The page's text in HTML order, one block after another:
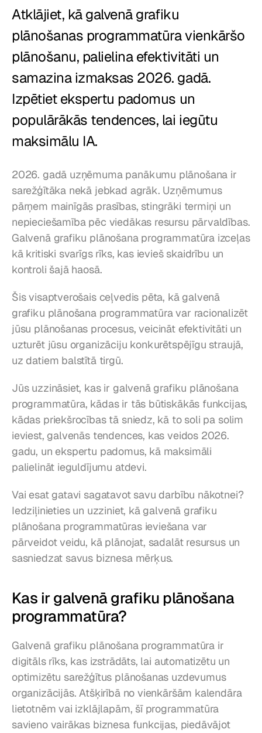
Ēdināšana
Cenas
Atklājiet, kā galvenā grafiku
plānošanas programmatūra vienkāršo
plānošanu, palielina efektivitāti un
samazina izmaksas 2026. gadā.
Izpētiet ekspertu padomus un
populārākās tendences, lai iegūtu
maksimālu IA.
2026. gadā uzņēmuma panākumu plānošana ir
sarežģītāka nekā jebkad agrāk. Uzņēmumus
pārņem mainīgās prasības, stingrāki termiņi un
nepieciešamība pēc viedākas resursu pārvaldības.
Galvenā grafiku plānošana programmatūra izceļas
kā kritiski svarīgs rīks, kas ievieš skaidrību un
kontroli šajā haosā.
Šis visaptverošais ceļvedis pēta, kā galvenā
grafiku plānošana programmatūra var racionalizēt
jūsu plānošanas procesus, veicināt efektivitāti un
uzturēt jūsu organizāciju konkurētspējīgu straujā,
uz datiem balstītā tirgū.
Jūs uzzināsiet, kas ir galvenā grafiku plānošana
programmatūra, kādas ir tās būtiskākās funkcijas,
kādas priekšrocības tā sniedz, kā to soli pa solim
ieviest, galvenās tendences, kas veidos 2026.
gadu, un ekspertu padomus, kā maksimāli
palielināt ieguldījumu atdevi.
Vai esat gatavi sagatavot savu darbību nākotnei?
Iedziļinieties un uzziniet, kā galvenā grafiku
plānošana programmatūras ieviešana var
pārveidot veidu, kā plānojat, sadalāt resursus un
sasniedzat savus biznesa mērķus.
Kas ir galvenā grafiku plānošana
programmatūra?
Galvenā grafiku plānošana programmatūra ir
digitāls rīks, kas izstrādāts, lai automatizētu un
optimizētu sarežģītus plānošanas uzdevumus
organizācijās. Atšķirībā no vienkāršām kalendāra
lietotnēm vai izklājlapām, šī programmatūra
savieno vairākas biznesa funkcijas, piedāvājot